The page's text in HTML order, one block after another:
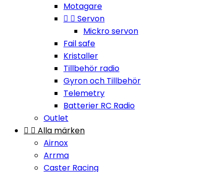
Motagare
  Servon
Mickro servon
Fail safe
Kristaller
Tillbehör radio
Gyron och Tillbehör
Telemetry
Batterier RC Radio
Outlet
  Alla märken
Airnox
Arrma
Caster Racing